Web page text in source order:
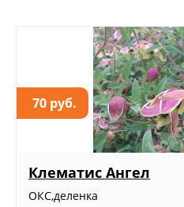
70 руб.
Клематис Ангел
ОКС,деленка